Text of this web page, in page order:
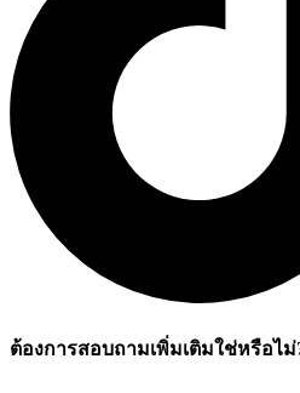
ต้องการสอบถามเพิ่มเติมใช่หรือไม่